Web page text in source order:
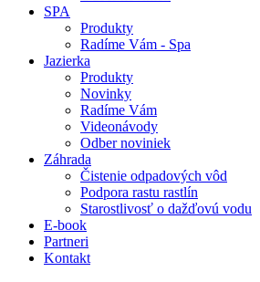
SPA
Produkty
Radíme Vám - Spa
Jazierka
Produkty
Novinky
Radíme Vám
Videonávody
Odber noviniek
Záhrada
Čistenie odpadových vôd
Podpora rastu rastlín
Starostlivosť o dažďovú vodu
E-book
Partneri
Kontakt